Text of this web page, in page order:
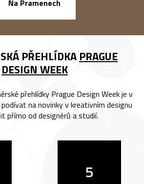
Na Pramenech
PŘEHLÍDKA PRAGUE
DESIGN WEEK
přehlídky Prague Design Week je v
na novinky v kreativním designu
přímo od designérů a studií.
5